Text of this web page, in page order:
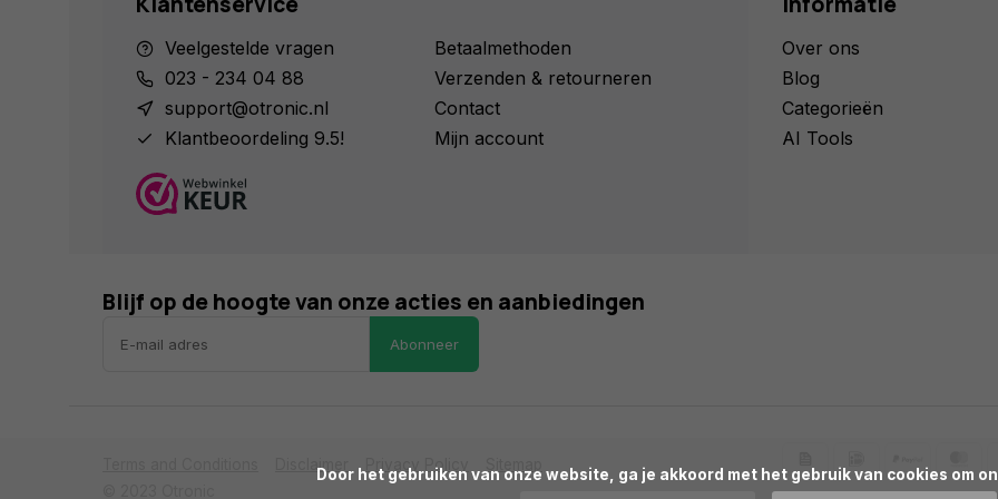
Veelgestelde vragen
023 - 234 04 88
support@otronic.nl
Klantbeoordeling 9.5!
Betaalmethoden
Verzenden & retourneren
Contact
Mijn account
Over ons
Blog
Categorieën
AI Tools
Blijf op de hoogte van onze acties en aanbiedingen
Abonneer
Disclaimer Privacy Policy